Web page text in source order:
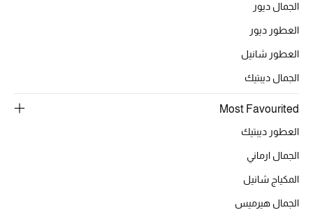
الجمال ديور
العطور ديور
العطور شانيل
الجمال ديبتيك
Most Favourited
العطور ديبتيك
الجمال ارماني
المكياج شانيل
الجمال هيرميس